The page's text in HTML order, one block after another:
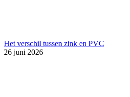
Het verschil tussen zink en PVC
26 juni 2026